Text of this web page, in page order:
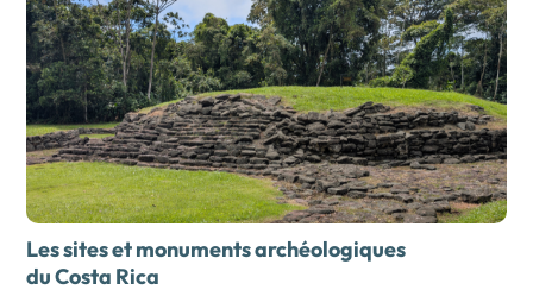
Les sites et monuments archéologiques
du Costa Rica